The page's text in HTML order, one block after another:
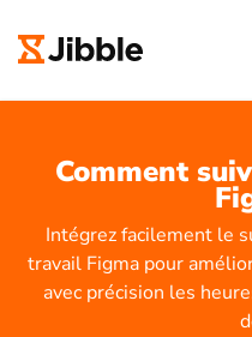
Comment
Intégrez facilement le
travail Figma pour
avec précision les